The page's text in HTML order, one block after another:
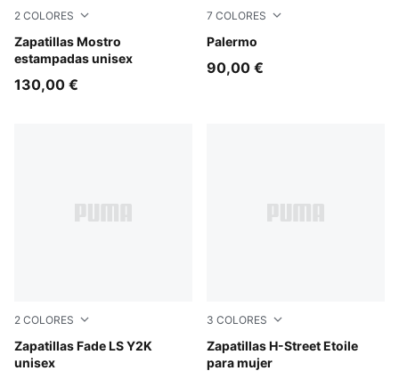
2 COLORES
Zapatillas Mostro
estampadas unisex
Calming Green-PUMA Black
130,00 €
7 COLORES
Palermo
Matte Bronze-Silver Fog
90,00 €
2 COLORES
Zapatillas Fade LS Y2K
unisex
PUMA Black-PUMA Silver
3 COLORES
Zapatillas H-Street Etoile
para mujer
Sage Glow-Warm White